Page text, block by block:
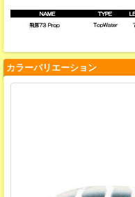
カラーバリエーション